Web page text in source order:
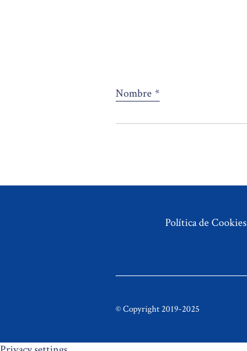
Nombre *
Política de Cookies
© Copyright 2019-2025